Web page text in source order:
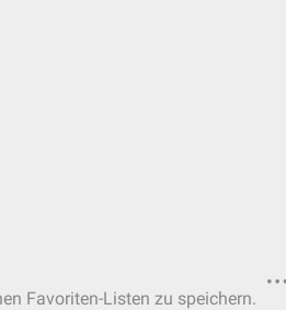
Favoriten-Listen zu speichern.